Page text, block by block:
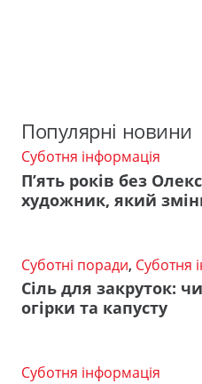
Популярні новини
Суботня інформація
П’ять років без
художник, який
Суботні поради, Суботня
Сіль для закруток:
огірки та капусту
Суботня інформація